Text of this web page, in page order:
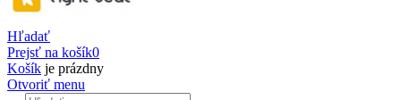
Hľadať
Prejsť na košík0
Košík je prázdny
Otvoriť menu